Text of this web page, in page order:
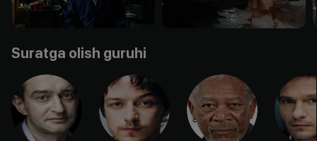
Suratga olish guruhi